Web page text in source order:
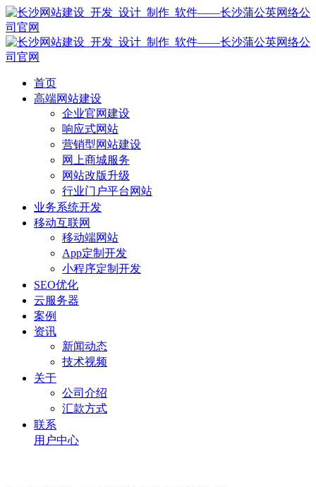
首页
高端网站建设
企业官网建设
响应式网站
营销型网站建设
网上商城服务
网站改版升级
行业门户平台网站
业务系统开发
移动互联网
移动端网站
App定制开发
小程序定制开发
SEO优化
云服务器
案例
资讯
新闻动态
技术视频
关于
公司介绍
汇款方式
联系
用户中心